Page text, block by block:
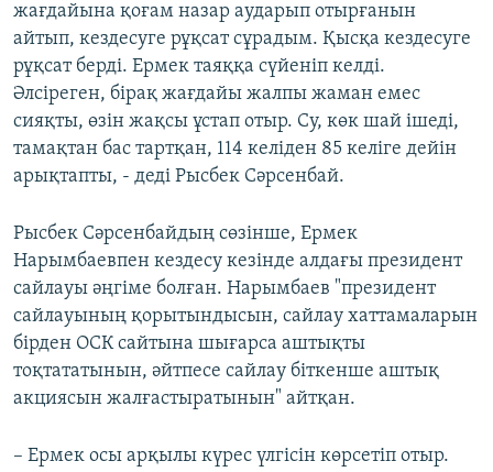
жағдайына қоғам назар аударып отырғанын
айтып, кездесуге рұқсат сұрадым. Қысқа кездесуге
рұқсат берді. Ермек таяққа сүйеніп келді.
Әлсіреген, бірақ жағдайы жалпы жаман емес
сияқты, өзін жақсы ұстап отыр. Су, көк шай ішеді,
тамақтан бас тартқан, 114 келіден 85 келіге дейін
арықтапты, - деді Рысбек Сәрсенбай.
Рысбек Сәрсенбайдың сөзінше, Ермек
Нарымбаевпен кездесу кезінде алдағы президент
сайлауы әңгіме болған. Нарымбаев "президент
сайлауының қорытындысын, сайлау хаттамаларын
бірден ОСК сайтына шығарса аштықты
тоқтататынын, әйтпесе сайлау біткенше аштық
акциясын жалғастыратынын" айтқан.
– Ермек осы арқылы күрес үлгісін көрсетіп отыр.